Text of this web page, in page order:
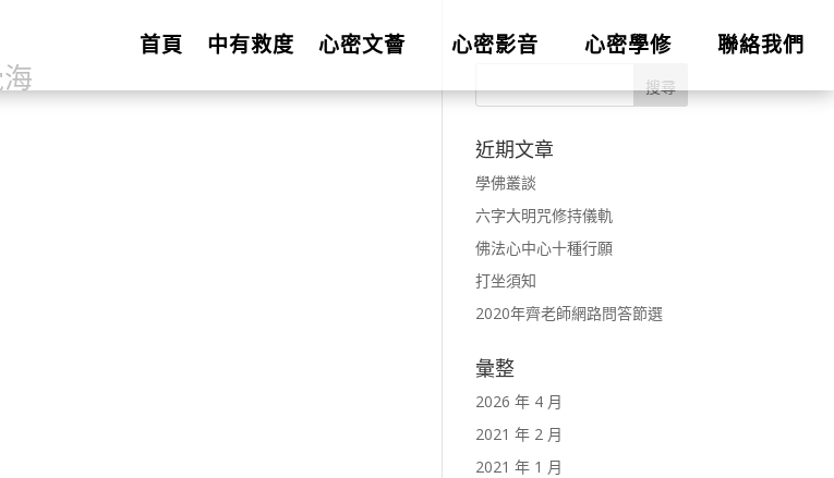
首頁 中有救度 心密文薈 心密影音 心密學修 聯絡我們
近期文章
學佛叢談
六字大明咒修持儀軌
佛法心中心十種行願
打坐須知
2020年齊老師網路問答節選
彙整
2026 年 4 月
2021 年 2 月
2021 年 1 月